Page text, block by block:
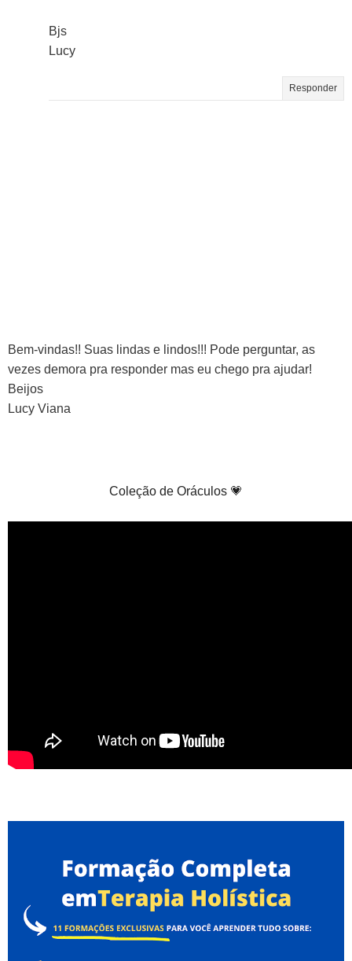
Bjs
Lucy
Responder
Bem-vindas!! Suas lindas e lindos!!! Pode perguntar, as
vezes demora pra responder mas eu chego pra ajudar!
Beijos
Lucy Viana
Coleção de Oráculos 💗